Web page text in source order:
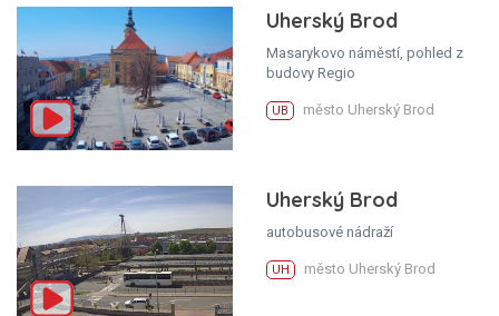
Uherský Brod
Masarykovo náměstí, pohled z
budovy Regio
UB město Uherský Brod
Uherský Brod
autobusové nádraží
UH město Uherský Brod